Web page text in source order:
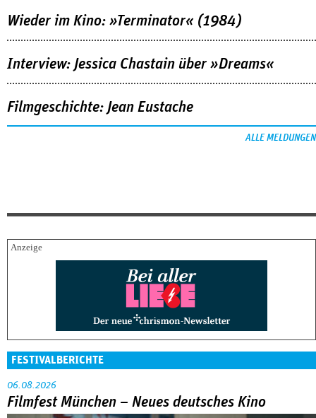
Wieder im Kino: »Terminator« (1984)
Interview: Jessica Chastain über »Dreams«
Filmgeschichte: Jean Eustache
ALLE MELDUNGEN
FESTIVALBERICHTE
06.08.2026
Filmfest München – Neues deutsches Kino